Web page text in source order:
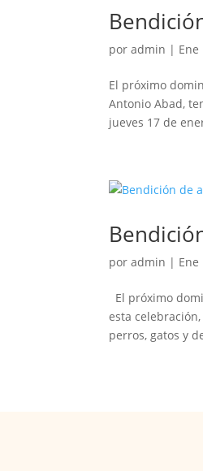
poradmin | Ene
El próximo
Antonio Abad,
jueves 17 de
poradmin | Ene
El próximo
esta
perros, gatos y